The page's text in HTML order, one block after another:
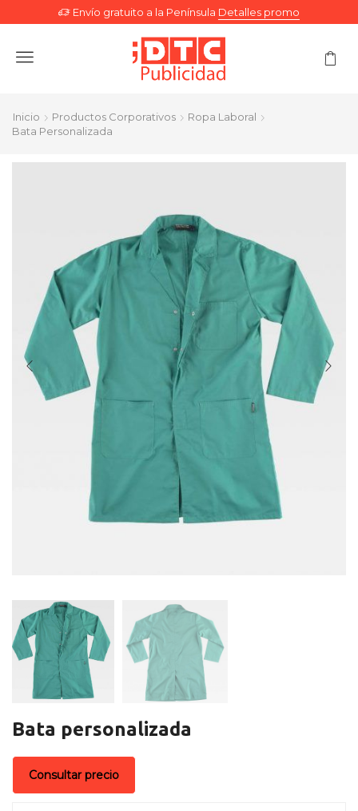
Envío gratuito a la Península Detalles promo
Menu
Inicio Productos Corporativos
Ropa Laboral
Bata Personalizada
Bata personalizada
Consultar precio